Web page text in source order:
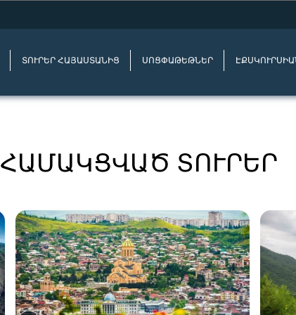
ՏՈՒՐԵՐ ՀԱՅԱՍՏԱՆԻՑ ՍՈՑՓԱԹԵԹՆԵՐ
ՀԱՄԱԿՑՎԱԾ ՏՈՒՐԵՐ